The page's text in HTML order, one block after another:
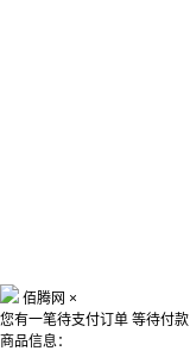
佰腾网 ×
您有一笔待支付订单 等待付款
商品信息：